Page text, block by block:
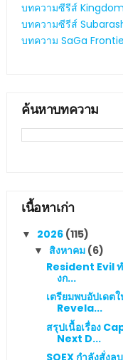
บทความซีรีส์
บทความซีรีส์
บทความ SaGa
ค้นหาบทความ
เนื้อหาเก่า
▼ 2026 (115)
▼ สิงหาคม (6)
Resident Evil
งก...
เตรียมพบอัปเด
Revela...
สรุปเนื้อเรื่อง
Next D...